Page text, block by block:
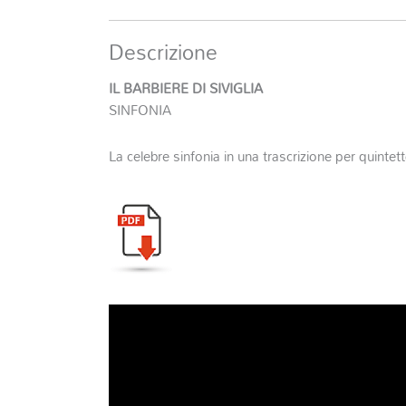
Descrizione
IL BARBIERE DI SIVIGLIA
SINFONIA
La celebre sinfonia in una trascrizione per